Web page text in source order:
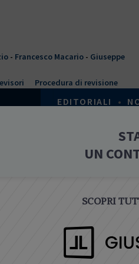
UN
SCOPRI
- Francesco Macario - Giuseppe
Procedura di revisione
EDITORIALI •
i
ARBITRATO
Ctu in